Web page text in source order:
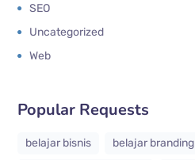
SEO
Uncategorized
Web
Popular Requests
belajar bisnis
belajar branding